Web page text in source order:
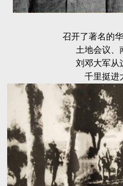
召开了著名的
土地会议、
刘邓大军从
千里挺进